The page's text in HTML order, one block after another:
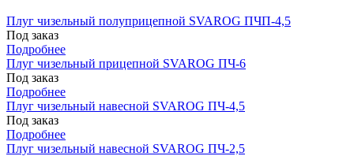
Плуг чизельный полуприцепной SVAROG ПЧП-4,5
Под заказ
Подробнее
Плуг чизельный прицепной SVAROG ПЧ-6
Под заказ
Подробнее
Плуг чизельный навесной SVAROG ПЧ-4,5
Под заказ
Подробнее
Плуг чизельный навесной SVAROG ПЧ-2,5